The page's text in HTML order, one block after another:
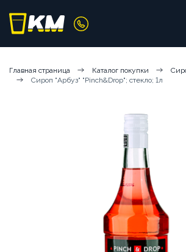
КОФЕМАШИНЫ КОФЕ
ЧИСТЯЩИЕ
АКСЕССУАРЫ БАРИСТА
ЧАЙ
АРЕНДА КОФЕМАШИН
КОФЕМАШИНЫ НА СУХИХ
Главная страница Каталог покупки
Сироп "Арбуз" "Pinch&Drop"; стекло; 1л